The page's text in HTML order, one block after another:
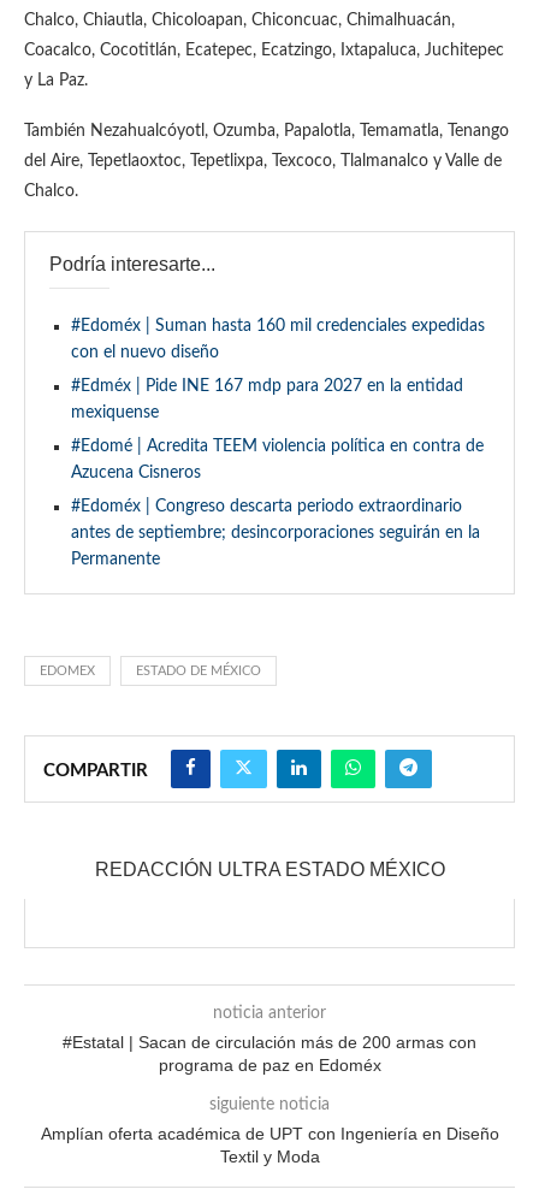
Chalco, Chiautla, Chicoloapan, Chiconcuac, Chimalhuacán,
Coacalco, Cocotitlán, Ecatepec, Ecatzingo, Ixtapaluca, Juchitepec
y La Paz.
También Nezahualcóyotl, Ozumba, Papalotla, Temamatla, Tenango
del Aire, Tepetlaoxtoc, Tepetlixpa, Texcoco, Tlalmanalco y Valle de
Chalco.
Podría interesarte...
#Edoméx | Suman hasta 160 mil credenciales expedidas
con el nuevo diseño
#Edméx | Pide INE 167 mdp para 2027 en la entidad
mexiquense
#Edomé | Acredita TEEM violencia política en contra de
Azucena Cisneros
#Edoméx | Congreso descarta periodo extraordinario
antes de septiembre; desincorporaciones seguirán en la
Permanente
EDOMEX ESTADO DE MÉXICO
COMPARTIR
REDACCIÓN ULTRA ESTADO MÉXICO
noticia anterior
#Estatal | Sacan de circulación más de 200 armas con
programa de paz en Edoméx
siguiente noticia
Amplían oferta académica de UPT con Ingeniería en Diseño
Textil y Moda